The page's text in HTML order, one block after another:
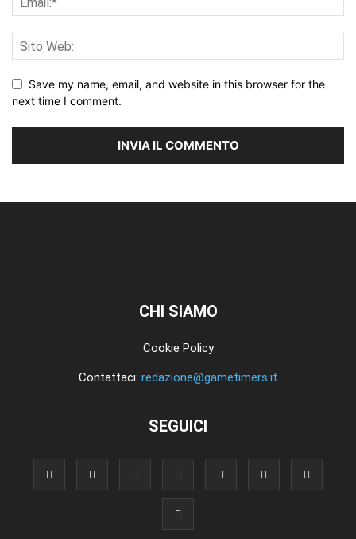
Save my name, email, and website in this browser for the
next time I comment.
CHI SIAMO
Cookie Policy
Contattaci: redazione@gametimers.it
SEGUICI